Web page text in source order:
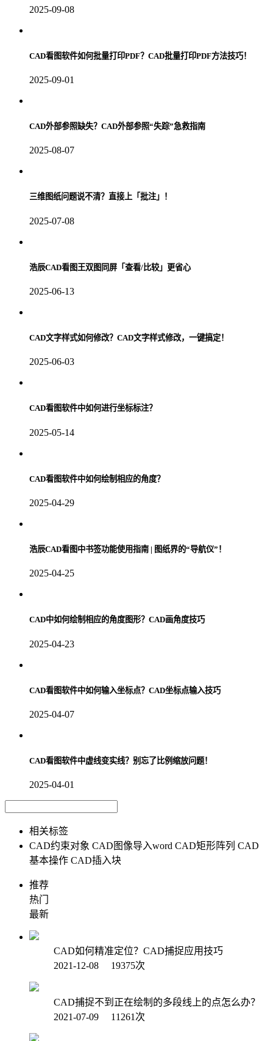
2025-09-08
CAD看图软件如何批量打印PDF？CAD批量打印PDF方法技巧！
2025-09-01
CAD外部参照缺失？CAD外部参照“失踪”急救指南
2025-08-07
三维图纸问题说不清？直接上「批注」！
2025-07-08
浩辰CAD看图王双图同屏「查看/比较」更省心
2025-06-13
CAD文字样式如何修改？CAD文字样式修改，一键搞定！
2025-06-03
CAD看图软件中如何进行坐标标注？
2025-05-14
CAD看图软件中如何绘制相应的角度？
2025-04-29
浩辰CAD看图中书签功能使用指南 | 图纸界的“导航仪”！
2025-04-25
CAD中如何绘制相应的角度图形？CAD画角度技巧
2025-04-23
CAD看图软件中如何输入坐标点？CAD坐标点输入技巧
2025-04-07
CAD看图软件中虚线变实线？别忘了比例缩放问题！
2025-04-01
相关标签
CAD约束对象 CAD图像导入word CAD矩形阵列 CAD
基本操作 CAD插入块
推荐
热门
最新
CAD如何精准定位？CAD捕捉应用技巧
2021-12-08 19375次
CAD捕捉不到正在绘制的多段线上的点怎么办？
2021-07-09 11261次